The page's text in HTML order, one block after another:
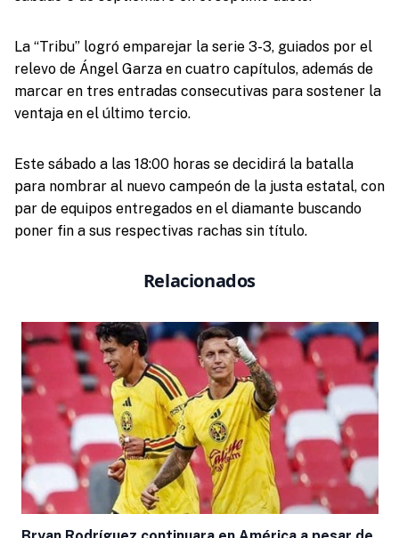
La “Tribu” logró emparejar la serie 3-3, guiados por el
relevo de Ángel Garza en cuatro capítulos, además de
marcar en tres entradas consecutivas para sostener la
ventaja en el último tercio.
Este sábado a las 18:00 horas se decidirá la batalla
para nombrar al nuevo campeón de la justa estatal, con
par de equipos entregados en el diamante buscando
poner fin a sus respectivas rachas sin título.
Relacionados